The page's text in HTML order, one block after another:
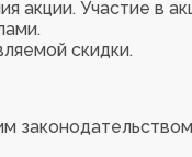
акции. Участие в
скидки.